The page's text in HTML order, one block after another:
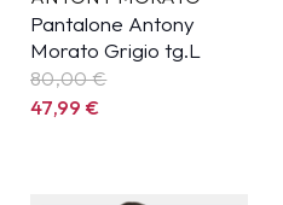
Pantalone Antony
Morato Grigio tg.L
80,00 €
47,99€